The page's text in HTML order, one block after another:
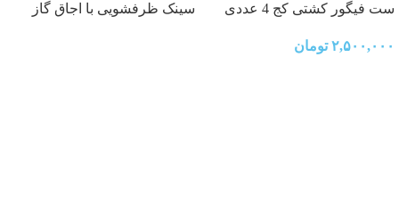
ست فیگور کشتی کج 4 عددی
۲,۵۰۰,۰۰۰ تومان
سینک ظرفشویی با اجاق گاز